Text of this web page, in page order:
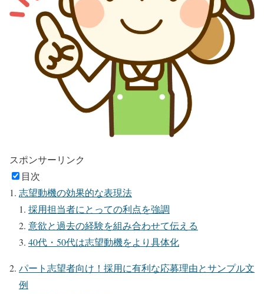
スポンサーリンク
目次
志望動機の効果的な表現法
採用担当者にとっての利点を強調
意欲と過去の経験を組み合わせて伝える
40代・50代は志望動機をより具体化
パート志望者向け！採用に有利な応募理由とサンプル文
例